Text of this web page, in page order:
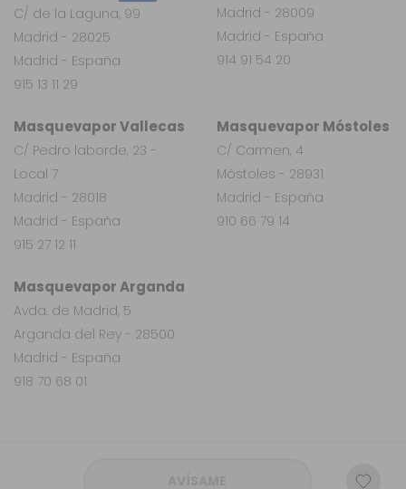
Masquevapor Arganda
Avda. de Madrid, 5
Arganda del Rey - 28500
Madrid - España
918 70 68 01
C/ de la Laguna, 99
Madrid - 28025
Madrid - España
915 13 11 29
Masquevapor Vallecas
C/ Pedro laborde, 23 -
Local 7
Madrid - 28018
Madrid - España
915 27 12 11
Masquevapor Móstoles
C/ Carmen, 4
Móstoles - 28931
Madrid - España
910 66 79 14
Madrid - 28009
Madrid - España
914 91 54 20